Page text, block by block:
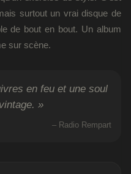
surtout un vrai disque de
de bout en bout. Un album
sur scène.
en feu et une soul
»
– Radio Rempart